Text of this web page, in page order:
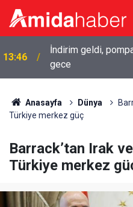
13:46
İndirim geldi,
gece
Anasayfa Dünya
Türkiye merkez güç
Barrack’tan Irak
Türkiye merkez